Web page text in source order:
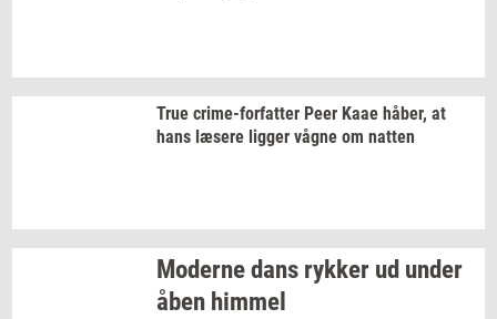
True crime-​forfatter Peer Kaae håber, at
hans læ­se­re lig­ger vågne om nat­ten
Mo­der­ne dans ryk­ker ud under
åben him­mel